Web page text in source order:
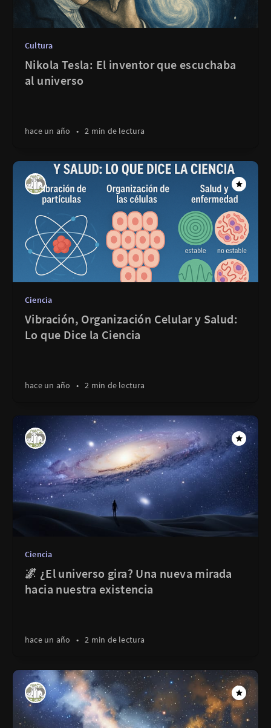
Cultura
Nikola Tesla: El inventor que escuchaba
al universo
hace un año • 2 min de lectura
Ciencia
Vibración, Organización Celular y Salud:
Lo que Dice la Ciencia
hace un año • 2 min de lectura
Ciencia
🌌 ¿El universo gira? Una nueva mirada
hacia nuestra existencia
hace un año • 2 min de lectura